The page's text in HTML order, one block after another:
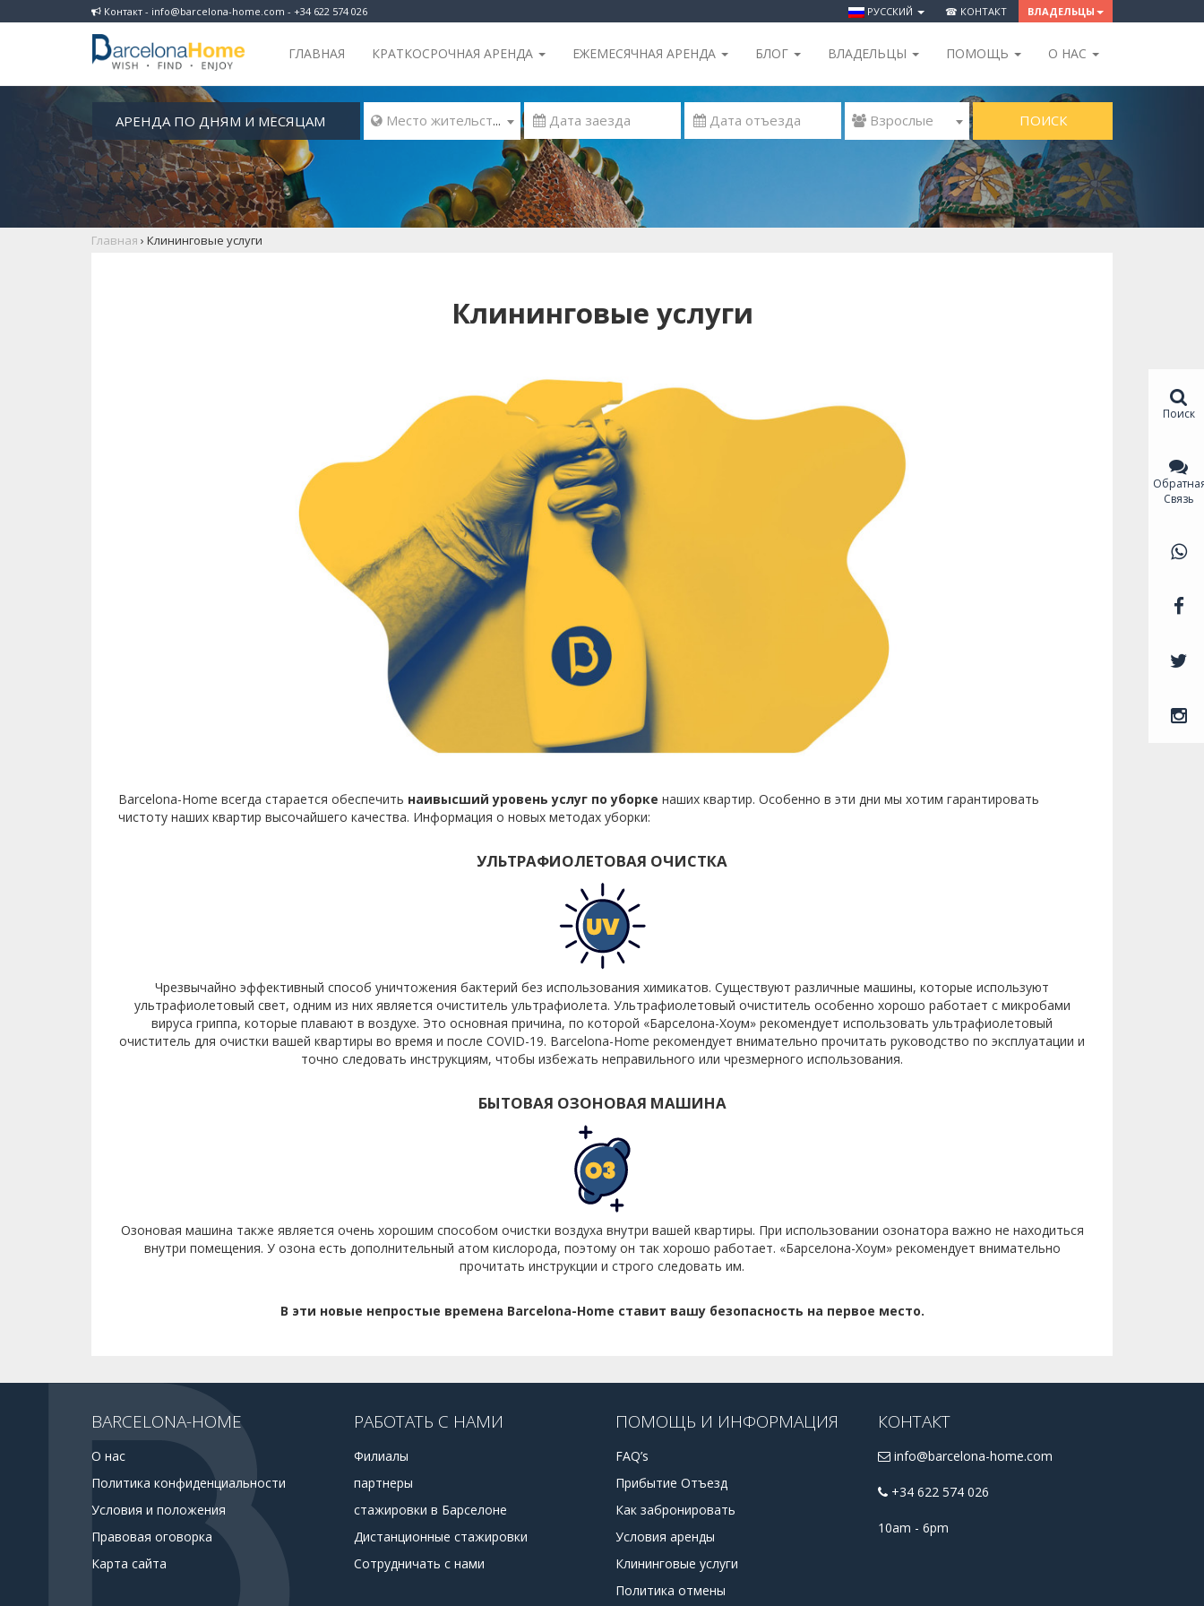
Контакт - info@barcelona-home.com - +34 622 574 026 РУССКИЙ ☎ КОНТАКТ ВЛАДЕЛЬЦЫ
ГЛАВНАЯ КРАТКОСРОЧНАЯ АРЕНДА ЕЖЕМЕСЯЧНАЯ АРЕНДА БЛОГ ВЛАДЕЛЬЦЫ ПОМОЩЬ O НАС
АРЕНДА ПО ДНЯМ И МЕСЯЦАМ  Взрослые ПОИСК
Главная › Клининговые услуги
Клининговые услуги
Barcelona-Home всегда старается обеспечить наивысший уровень услуг по уборке наших квартир. Особенно в эти дни мы хотим гарантировать
чистоту наших квартир высочайшего качества. Информация о новых методах уборки:
УЛЬТРАФИОЛЕТОВАЯ ОЧИСТКА
Чрезвычайно эффективный способ уничтожения бактерий без использования химикатов. Существуют различные машины, которые используют
ультрафиолетовый свет, одним из них является очиститель ультрафиолета. Ультрафиолетовый очиститель особенно хорошо работает с микробами
вируса гриппа, которые плавают в воздухе. Это основная причина, по которой «Барселона-Хоум» рекомендует использовать ультрафиолетовый
очиститель для очистки вашей квартиры во время и после COVID-19. Barcelona-Home рекомендует внимательно прочитать руководство по эксплуатации и
точно следовать инструкциям, чтобы избежать неправильного или чрезмерного использования.
БЫТОВАЯ ОЗОНОВАЯ МАШИНА
Озоновая машина также является очень хорошим способом очистки воздуха внутри вашей квартиры. При использовании озонатора важно не находиться
внутри помещения. У озона есть дополнительный атом кислорода, поэтому он так хорошо работает. «Барселона-Хоум» рекомендует внимательно
прочитать инструкции и строго следовать им.
В эти новые непростые времена Barcelona-Home ставит вашу безопасность на первое место.
BARCELONA-HOME
О нас
Политика конфиденциальности
Условия и положения
Правовая оговорка
Карта сайта
РАБОТАТЬ С НАМИ
Филиалы
партнеры
стажировки в Барселоне
Дистанционные стажировки
Сотрудничать с нами
ПОМОЩЬ И ИНФОРМАЦИЯ
FAQ’s
Прибытие Отъезд
Как забронировать
Условия аренды
Клининговые услуги
Политика отмены
КОНТАКТ
info@barcelona-home.com
+34 622 574 026
10am - 6pm
Поиск
Связь